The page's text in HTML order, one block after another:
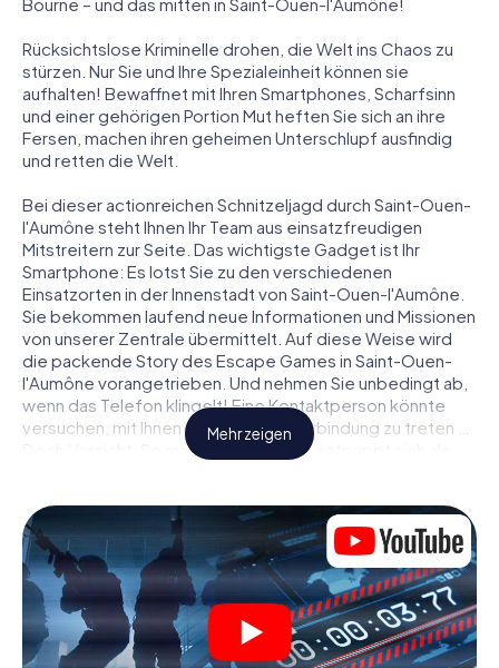
Rücksichtslose Kriminelle drohen, die Welt ins Chaos zu
stürzen. Nur Sie und Ihre Spezialeinheit können sie
aufhalten! Bewaffnet mit Ihren Smartphones, Scharfsinn
und einer gehörigen Portion Mut heften Sie sich an ihre
Fersen, machen ihren geheimen Unterschlupf ausfindig
und retten die Welt.
Bei dieser actionreichen Schnitzeljagd durch Saint-Ouen-
l'Aumône steht Ihnen Ihr Team aus einsatzfreudigen
Mitstreitern zur Seite. Das wichtigste Gadget ist Ihr
Smartphone: Es lotst Sie zu den verschiedenen
Einsatzorten in der Innenstadt von Saint-Ouen-l'Aumône.
Sie bekommen laufend neue Informationen und Missionen
von unserer Zentrale übermittelt. Auf diese Weise wird
die packende Story des Escape Games in Saint-Ouen-
l'Aumône vorangetrieben. Und nehmen Sie unbedingt ab,
wenn das Telefon klingelt! Eine Kontaktperson könnte
versuchen, mit Ihnen konspirativ in Verbindung zu treten …
Doch Vorsicht: So mancher Informant entpuppt sich als
ziehen Sie die richtigen Schlüsse und vor allem: Vertrauen
Sie niemandem!
Anders als in einem klassischen Escape Room in Saint-
Ouen-l'Aumône sind Sie also nicht in ein Zimmer
eingesperrt, aus dem Sie sich in einem vorgegebenen
Zeitfenster befreien müssen. Diese Smartphone
Mehr zeigen